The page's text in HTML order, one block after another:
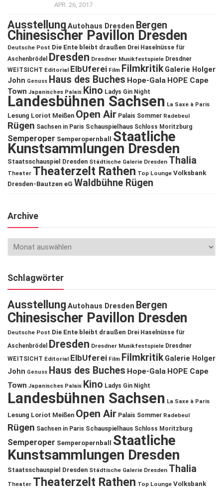
APR. 26, 2017
Ausstellung Autohaus Dresden Bergen
Chinesischer Pavillon Dresden
Deutsche Post Die Ente bleibt draußen Drei Haselnüsse für
Aschenbrödel
Dresden Dresdner Musikfestspiele Dresdner
WEITSICHT Editorial ElbUferei Film Filmkritik Galerie Holger
John Genuss Haus des Buches Hope-Gala HOPE Cape
Town Japanisches Palais Kino Ladys Gin Night
Landesbühnen Sachsen La Saxe à Paris
Lesung Loriot Meißen Open Air Palais Sommer Radebeul
Rügen Sachsen in Paris Schauspielhaus Schloss Moritzburg
Semperoper Semperopernball Staatliche
Kunstsammlungen Dresden
Staatsschauspiel Dresden Städtische Galerie Dresden Thalia
Theater Theaterzelt Rathen Top Lounge Volksbank
Dresden-Bautzen eG Waldbühne Rügen
Archive
Schlagwörter
Ausstellung Autohaus Dresden Bergen
Chinesischer Pavillon Dresden
Deutsche Post Die Ente bleibt draußen Drei Haselnüsse für
Aschenbrödel
Dresden Dresdner Musikfestspiele Dresdner
WEITSICHT Editorial ElbUferei Film Filmkritik Galerie Holger
John Genuss Haus des Buches Hope-Gala HOPE Cape
Town Japanisches Palais Kino Ladys Gin Night
Landesbühnen Sachsen La Saxe à Paris
Lesung Loriot Meißen Open Air Palais Sommer Radebeul
Rügen Sachsen in Paris Schauspielhaus Schloss Moritzburg
Semperoper Semperopernball
Staatliche
Kunstsammlungen Dresden
Staatsschauspiel Dresden Städtische Galerie Dresden Thalia
Theater Theaterzelt Rathen Top Lounge Volksbank